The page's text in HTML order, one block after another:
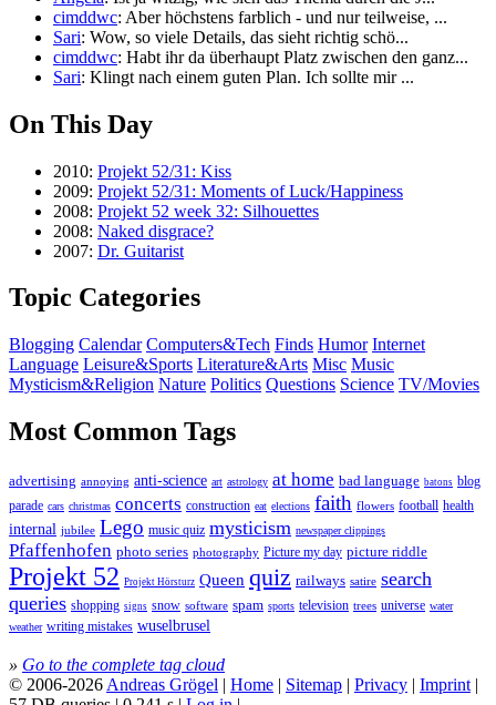
cimddwc: Aber höchstens farblich - und nur teilweise, ...
Sari: Wow, so viele Details, das sieht richtig schö...
cimddwc: Habt ihr da überhaupt Platz zwischen den ganz...
Sari: Klingt nach einem guten Plan. Ich sollte mir ...
On This Day
2010: Projekt 52/31: Kiss
2009: Projekt 52/31: Moments of Luck/Happiness
2008: Projekt 52 week 32: Silhouettes
2008: Naked disgrace?
2007: Dr. Guitarist
Topic Categories
Blogging Calendar Computers&Tech Finds Humor Internet
Language Leisure&Sports Literature&Arts Misc Music
Mysticism&Religion Nature Politics Questions Science TV/Movies
Most Common Tags
advertising annoying anti-science art astrology at home bad language batons blog
parade cars christmas concerts construction eat elections faith flowers football health
internal jubilee Lego music quiz mysticism newspaper clippings
Pfaffenhofen photo series photography Picture my day picture riddle
Projekt 52 Projekt Hörsturz Queen quiz railways satire search
queries shopping signs snow software spam sports television trees universe water
weather writing mistakes wuselbrusel
» Go to the complete tag cloud
© 2006-2026 Andreas Grögel | Home | Sitemap | Privacy | Imprint |